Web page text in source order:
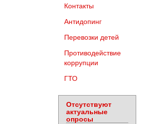
Контакты
Антидопинг
Перевозки детей
Противодействие
коррупции
ГТО
Отсутствуют
актуальные
опросы